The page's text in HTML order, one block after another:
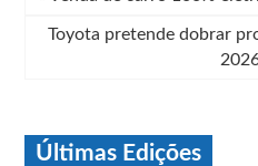
Toyota pretende dobrar
Últimas Edições